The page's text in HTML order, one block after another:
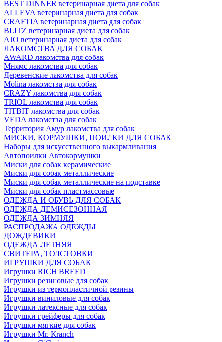
BEST DINNER ветеринарная диета для собак
ALLEVA ветеринарная диета для собак
CRAFTIA ветеринарная диета для собак
BLITZ ветеринарная диета для собак
AJO ветеринарная диета для собак
ЛАКОМСТВА ДЛЯ СОБАК
AWARD лакомства для собак
Мнямс лакомства для собак
Деревенские лакомства для собак
Molina лакомства для собак
CRAZY лакомства для собак
TRIOL лакомства для собак
TITBIT лакомства для собак
VEDA лакомства для собак
Территория Амур лакомства для собак
МИСКИ, КОРМУШКИ, ПОИЛКИ ДЛЯ СОБАК
Наборы для искусственного выкармливания
Автопоилки Автокормушки
Миски для собак керамические
Миски для собак металлические
Миски для собак металлические на подставке
Миски для собак пластмассовые
ОДЕЖДА И ОБУВЬ ДЛЯ СОБАК
ОДЕЖДА ДЕМИСЕЗОННАЯ
ОДЕЖДА ЗИМНЯЯ
РАСПРОДАЖА ОДЕЖДЫ
ДОЖДЕВИКИ
ОДЕЖДА ЛЕТНЯЯ
СВИТЕРА, ТОЛСТОВКИ
ИГРУШКИ ДЛЯ СОБАК
Игрушки RICH BREED
Игрушки резиновые для собак
Игрушки из термопластичной резины
Игрушки виниловые для собак
Игрушки латексные для собак
Игрушки грейферы для собак
Игрушки мягкие для собак
Игрушки Mr. Kranch